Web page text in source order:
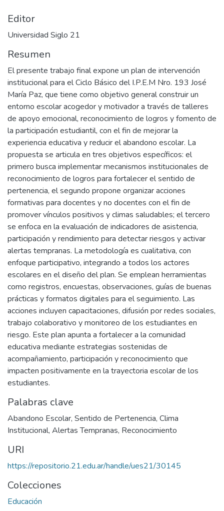
Editor
Universidad Siglo 21
Resumen
El presente trabajo final expone un plan de intervención
institucional para el Ciclo Básico del I.P.E.M Nro. 193 José
María Paz, que tiene como objetivo general construir un
entorno escolar acogedor y motivador a través de talleres
de apoyo emocional, reconocimiento de logros y fomento de
la participación estudiantil, con el fin de mejorar la
experiencia educativa y reducir el abandono escolar. La
propuesta se articula en tres objetivos específicos: el
primero busca implementar mecanismos institucionales de
reconocimiento de logros para fortalecer el sentido de
pertenencia, el segundo propone organizar acciones
formativas para docentes y no docentes con el fin de
promover vínculos positivos y climas saludables; el tercero
se enfoca en la evaluación de indicadores de asistencia,
participación y rendimiento para detectar riesgos y activar
alertas tempranas. La metodología es cualitativa, con
enfoque participativo, integrando a todos los actores
escolares en el diseño del plan. Se emplean herramientas
como registros, encuestas, observaciones, guías de buenas
prácticas y formatos digitales para el seguimiento. Las
acciones incluyen capacitaciones, difusión por redes sociales,
trabajo colaborativo y monitoreo de los estudiantes en
riesgo. Este plan apunta a fortalecer a la comunidad
educativa mediante estrategias sostenidas de
acompañamiento, participación y reconocimiento que
impacten positivamente en la trayectoria escolar de los
estudiantes.
Palabras clave
Abandono Escolar, Sentido de Pertenencia, Clima
Institucional, Alertas Tempranas, Reconocimiento
URI
https://repositorio.21.edu.ar/handle/ues21/30145
Colecciones
Educación